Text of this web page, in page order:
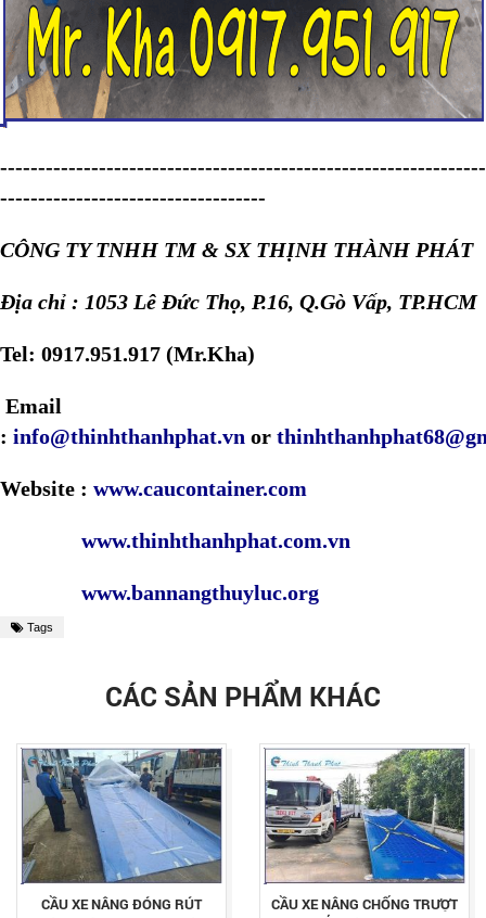
----------------------------------------------------------------
-----------------------------------
CÔNG TY TNHH TM & SX THỊNH THÀNH PHÁT
Địa chỉ : 1053 Lê Đức Thọ, P.16, Q.Gò Vấp, TP.HCM
Tel: 0917.951.917 (Mr.Kha)
Email
: info@thinhthanhphat.vn or
Website : www.caucontainer.com
www.thinhthanhphat.com.vn
www.bannangthuyluc.org
Tags
CÁC SẢN PHẨM KHÁC
CẦU XE NÂNG ĐÓNG RÚT
CẦU XE NÂNG CHỐNG TRƯỢT